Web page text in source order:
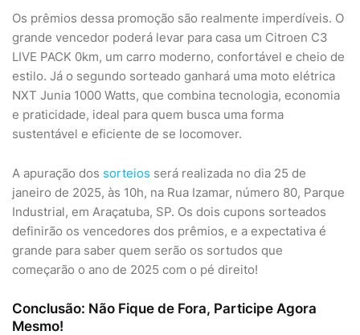
Os prêmios dessa promoção são realmente imperdíveis. O
grande vencedor poderá levar para casa um Citroen C3
LIVE PACK 0km, um carro moderno, confortável e cheio de
estilo. Já o segundo sorteado ganhará uma moto elétrica
NXT Junia 1000 Watts, que combina tecnologia, economia
e praticidade, ideal para quem busca uma forma
sustentável e eficiente de se locomover.
A apuração dos sorteios será realizada no dia 25 de
janeiro de 2025, às 10h, na Rua Izamar, número 80, Parque
Industrial, em Araçatuba, SP. Os dois cupons sorteados
definirão os vencedores dos prêmios, e a expectativa é
grande para saber quem serão os sortudos que
começarão o ano de 2025 com o pé direito!
Conclusão: Não Fique de Fora, Participe Agora
Mesmo!